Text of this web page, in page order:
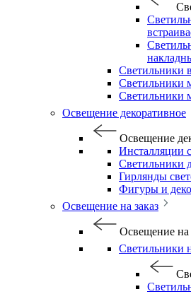
Светильники
Светильники
Светильники
Освещение декоративное
Освещение
Инсталляции
Светильники
Гирлянды
Фигуры и
Освещение на заказ
Освещение на
Светильники